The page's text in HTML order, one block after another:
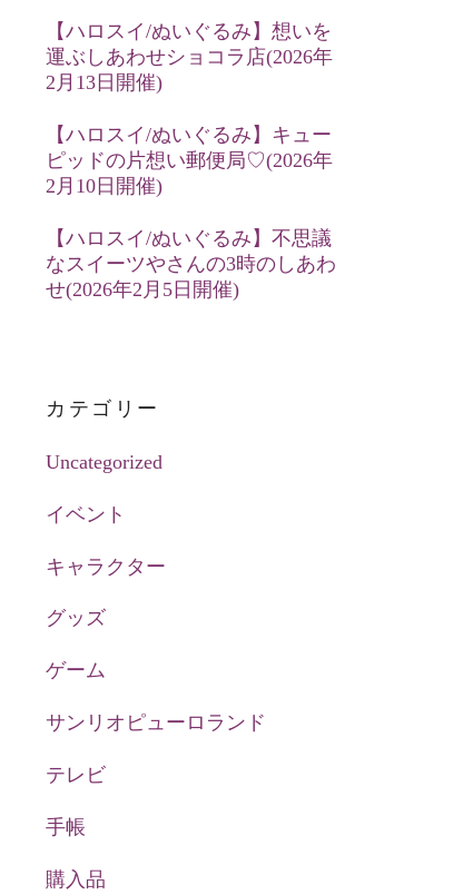
【ハロスイ/ぬいぐるみ】想いを
運ぶしあわせショコラ店(2026年
2月13日開催)
【ハロスイ/ぬいぐるみ】キュー
ピッドの片想い郵便局♡(2026年
2月10日開催)
【ハロスイ/ぬいぐるみ】不思議
なスイーツやさんの3時のしあわ
せ(2026年2月5日開催)
カテゴリー
Uncategorized
イベント
キャラクター
グッズ
ゲーム
サンリオピューロランド
テレビ
手帳
購入品